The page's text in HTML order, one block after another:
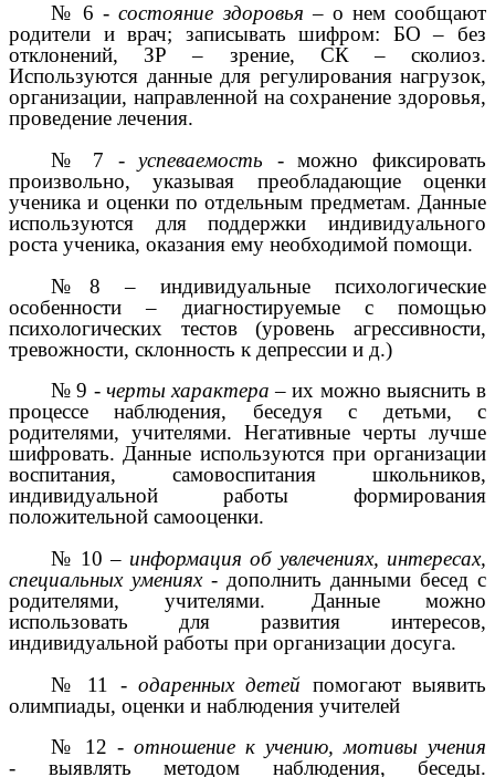
№ 6 - состояние здоровья – о нем сообщают
родители и врач; записывать шифром: БО – без
отклонений, ЗР – зрение, СК – сколиоз.
Используются данные для регулирования нагрузок,
организации, направленной на сохранение здоровья,
проведение лечения.
№ 7 -успеваемость - можно фиксировать
произвольно, указывая преобладающие оценки
ученика и оценки по отдельным предметам. Данные
используются для поддержки индивидуального
роста ученика, оказания ему необходимой помощи.
№8 – индивидуальные психологические
особенности – диагностируемые с помощью
психологических тестов (уровень агрессивности,
тревожности, склонность к депрессии и д.)
№ 9 -черты характера – их можно выяснить в
процессе наблюдения, беседуя с детьми, с
родителями, учителями. Негативные черты лучше
шифровать. Данные используются при организации
воспитания, самовоспитания школьников,
индивидуальной работы формирования
положительной самооценки.
№ 10 –информация об увлечениях, интересах,
специальных умениях - дополнить данными бесед с
родителями, учителями. Данные можно
использовать для развития интересов,
индивидуальной работы при организации досуга.
№ 11 -одаренных детей помогают выявить
олимпиады, оценки и наблюдения учителей
№ 12 -отношение к учению, мотивы учения
- выявлять методом наблюдения, беседы.